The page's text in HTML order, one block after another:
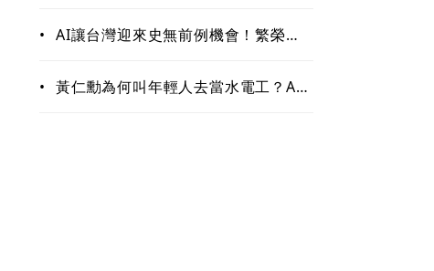
失」 品牌如何搶下話語權？
• AI讓台灣迎來史無前例機會！繁榮背
其衝
• 黃仁勳為何叫年輕人去當水電工？AI